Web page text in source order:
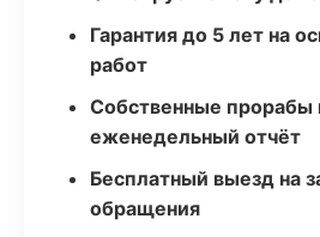
Гарантия до 5 лет на
работ
Собственные прорабы
еженедельный отчёт
Бесплатный выезд на
обращения